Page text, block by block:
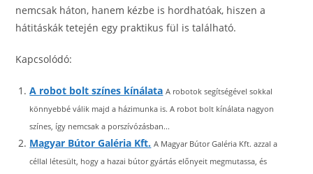
nemcsak háton, hanem kézbe is hordhatóak, hiszen a
hátitáskák tetején egy praktikus fül is található.
Kapcsolódó:
A robot bolt színes kínálata A robotok segítségével sokkal
könnyebbé válik majd a házimunka is. A robot bolt kínálata nagyon
színes, így nemcsak a porszívózásban...
Magyar Bútor Galéria Kft. A Magyar Bútor Galéria Kft. azzal a
céllal létesült, hogy a hazai bútor gyártás előnyeit megmutassa, és